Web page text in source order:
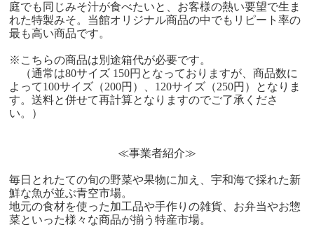
庭でも同じみそ汁が食べたいと、お客様の熱い要望で生ま
れた特製みそ。当館オリジナル商品の中でもリピート率の
最も高い商品です。
※こちらの商品は別途箱代が必要です。
（通常は80サイズ 150円となっておりますが、商品数に
よって100サイズ（200円）、120サイズ（250円）となりま
す。送料と併せて再計算となりますのでご了承くださ
い。）
≪事業者紹介≫
毎日とれたての旬の野菜や果物に加え、宇和海で採れた新
鮮な魚が並ぶ青空市場。
地元の食材を使った加工品や手作りの雑貨、お弁当やお惣
菜といった様々な商品が揃う特産市場。